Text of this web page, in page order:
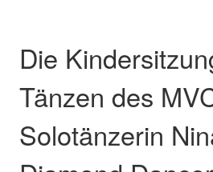
Die
Tänzen des
Solotänzerin